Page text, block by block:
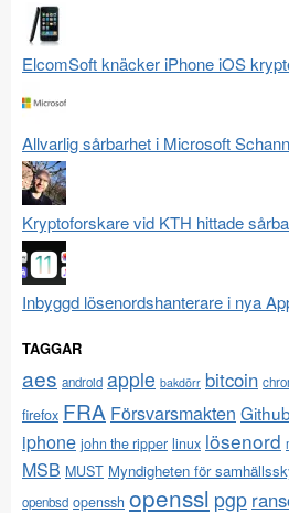
ElcomSoft knäcker iPhone iOS
Allvarlig sårbarhet i Microsoft
Kryptoforskare vid KTH hittade
Inbyggd lösenordshanterare i nya
TAGGAR
aes android apple bakdörr bitcoin
firefox FRA Försvarsmakten Github
iphone john the ripper linux lösenord
MSB MUST Myndigheten för
openbsd openssh openssl pgp